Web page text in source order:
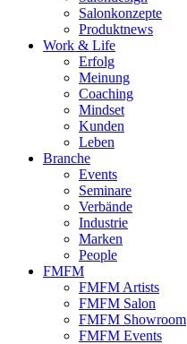
Salonkonzepte
Produktnews
Work & Life
Erfolg
Meinung
Coaching
Mindset
Kunden
Leben
Branche
Events
Seminare
Verbände
Industrie
Marken
People
FMFM
FMFM Artists
FMFM Salon
FMFM Showroom
FMFM Events